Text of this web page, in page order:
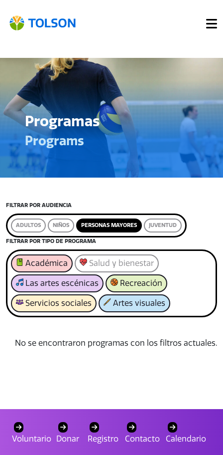
Programas
Programs
FILTRAR POR AUDIENCIA
ADULTOS NIÑOS PERSONAS MAYORES JUVENTUD
FILTRAR POR TIPO DE PROGRAMA
Académica Salud y bienestar
Las artes escénicas Recreación
Servicios sociales Artes visuales
No se encontraron programas con los filtros actuales.
Voluntario Donar Registro Contacto Calendario